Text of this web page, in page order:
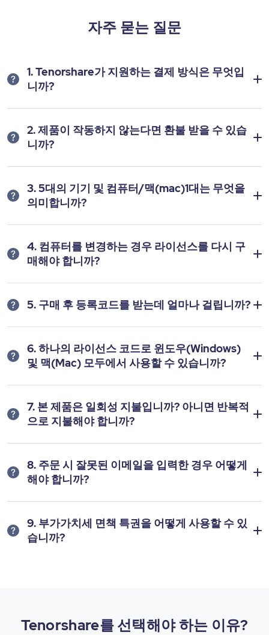
자주 묻는 질문
1. Tenorshare가 지원하는 결제 방식은 무엇입
니까?
2. 제품이 작동하지 않는다면 환불 받을 수 있습
니까?
3. 5대의 기기 및 컴퓨터/맥(mac)1대는 무엇을
의미합니까?
4. 컴퓨터를 변경하는 경우 라이선스를 다시 구
매해야 합니까?
5. 구매 후 등록코드를 받는데 얼마나 걸립니까?
6. 하나의 라이선스 코드로 윈도우(Windows)
및 맥(Mac) 모두에서 사용할 수 있습니까?
7. 본 제품은 일회성 지불입니까? 아니면 반복적
으로 지불해야 합니까?
8. 주문 시 잘못된 이메일을 입력한 경우 어떻게
해야 합니까?
9. 부가가치세 면책 특권을 어떻게 사용할 수 있
습니까?
Tenorshare를 선택해야 하는 이유?